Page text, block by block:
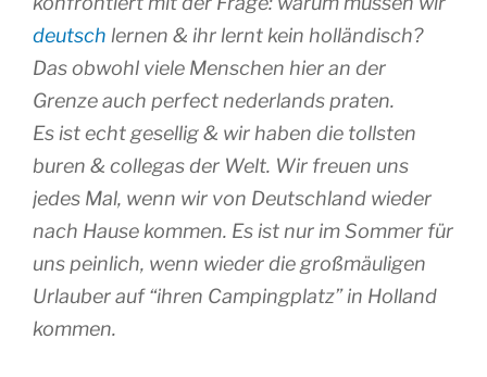
deutsch lernen & ihr lernt kein holländisch?
Das obwohl viele Menschen hier an der
Grenze auch perfect nederlands praten.
Es ist echt gesellig & wir haben die tollsten
buren & collegas der Welt. Wir freuen uns
jedes Mal, wenn wir von Deutschland wieder
nach Hause kommen. Es ist nur im Sommer für
uns peinlich, wenn wieder die großmäuligen
Urlauber auf “ihren Campingplatz” in Holland
kommen.